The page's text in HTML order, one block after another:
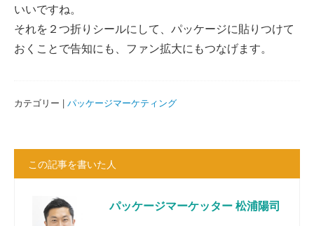
いいですね。
それを２つ折りシールにして、パッケージに貼りつけて
おくことで告知にも、ファン拡大にもつなげます。
カテゴリー | パッケージマーケティング
この記事を書いた人
パッケージマーケッター 松浦陽司